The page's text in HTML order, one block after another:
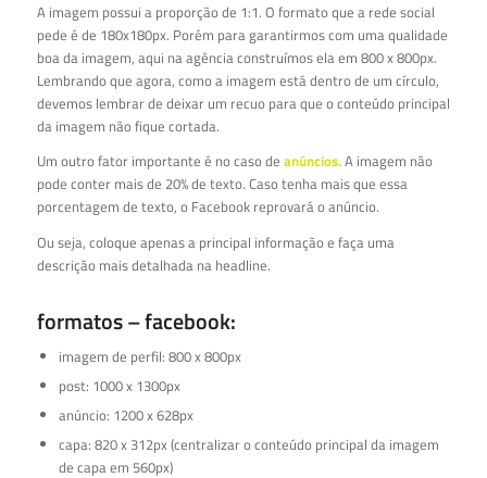
A imagem possui a proporção de 1:1. O formato que a rede social
pede é de 180x180px. Porém para garantirmos com uma qualidade
boa da imagem, aqui na agência construímos ela em 800 x 800px.
Lembrando que agora, como a imagem está dentro de um círculo,
devemos lembrar de deixar um recuo para que o conteúdo principal
da imagem não fique cortada.
Um outro fator importante é no caso de anúncios.A imagem não
pode conter mais de 20% de texto. Caso tenha mais que essa
porcentagem de texto, o Facebook reprovará o anúncio.
Ou seja, coloque apenas a principal informação e faça uma
descrição mais detalhada na headline.
formatos – facebook:
imagem de perfil: 800 x 800px
post: 1000 x 1300px
anúncio: 1200 x 628px
capa: 820 x 312px (centralizar o conteúdo principal da imagem
de capa em 560px)